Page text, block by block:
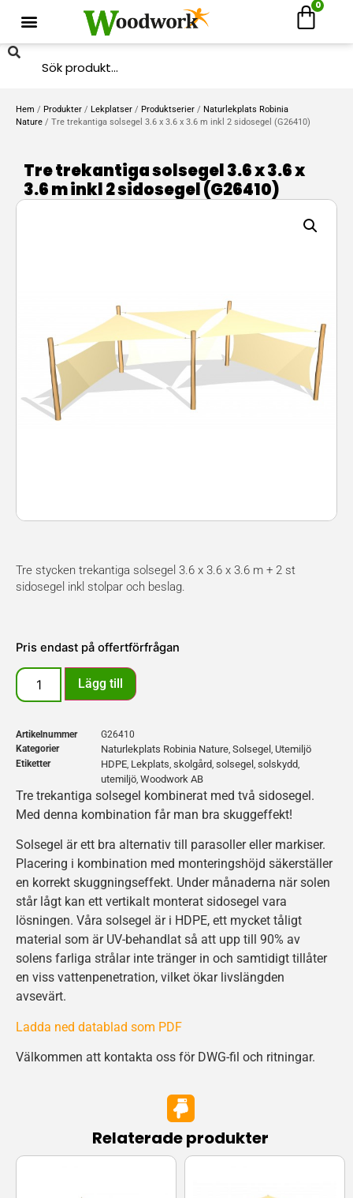
0
Hem / Produkter / Lekplatser / Produktserier / Naturlekplats Robinia
Nature / Tre trekantiga solsegel 3.6 x 3.6 x 3.6 m inkl 2 sidosegel (G26410)
Tre trekantiga solsegel 3.6 x 3.6 x
3.6 m inkl 2 sidosegel (G26410)
Tre stycken trekantiga solsegel 3.6 x 3.6 x 3.6 m + 2 st
sidosegel inkl stolpar och beslag.
Pris endast på offertförfrågan
Lägg till
Artikelnummer
G26410
Kategorier
Naturlekplats Robinia Nature, Solsegel , Utemiljö
Etiketter HDPE, Lekplats, skolgård, solsegel , solskydd,
utemiljö, Woodwork AB
Tre trekantiga solsegel kombinerat med två sidosegel.
Med denna kombination får man bra skuggeffekt!
Solsegel är ett bra alternativ till parasoller eller markiser.
Placering i kombination med monteringshöjd säkerställer
en korrekt skuggningseffekt. Under månaderna när solen
står lågt kan ett vertikalt monterat sidosegel vara
lösningen. Våra solsegel är i HDPE, ett mycket tåligt
material som är UV-behandlat så att upp till 90% av
solens farliga strålar inte tränger in och samtidigt tillåter
en viss vattenpenetration, vilket ökar livslängden
avsevärt.
Ladda ned datablad som PDF
Välkommen att kontakta oss för DWG-fil och ritningar.
Relaterade produkter